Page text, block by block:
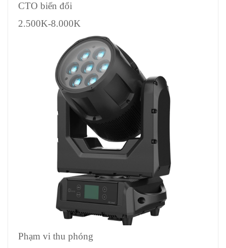
CTO biến đổi
2.500K-8.000K
Phạm vi thu phóng